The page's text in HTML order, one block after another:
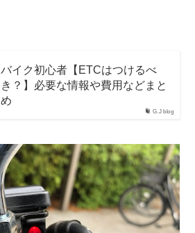
G.J blog
バイク初心者【ETCはつけるべ
き？】必要な情報や費用などまと
め